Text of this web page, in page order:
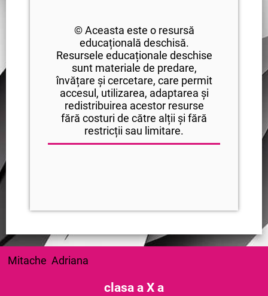
© Aceasta este o resursă
educațională deschisă.
Resursele educaționale deschise
sunt materiale de predare,
învățare și cercetare, care permit
accesul, utilizarea, adaptarea și
redistribuirea acestor resurse
fără costuri de către alții și fără
restricții sau limitare.
Mitache Adriana
clasa a X a